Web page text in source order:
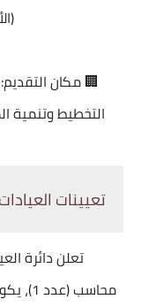
🏢 مكان
التخطيط وتنمية
تعيينات
تعلن دائرة